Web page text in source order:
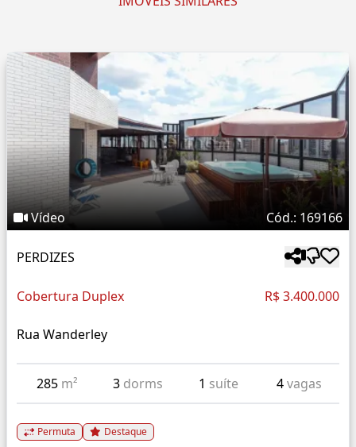
Vídeo Cód.: 169166
PERDIZES
Cobertura Duplex R$ 3.400.000
Rua Wanderley
285 m² 3 dorms 1 suíte 4vagas
Permuta Destaque